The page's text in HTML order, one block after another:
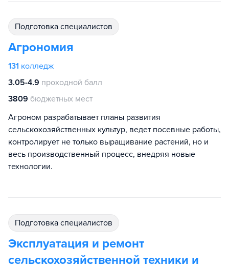
подготовка специалистов
Агрономия
131 колледж
3.05-4.9 проходной балл
3809 бюджетных мест
Агроном разрабатывает планы развития
сельскохозяйственных культур, ведет посевные работы,
контролирует не только выращивание растений, но и
весь производственный процесс, внедряя новые
технологии.
подготовка специалистов
Эксплуатация и ремонт
сельскохозяйственной техники и